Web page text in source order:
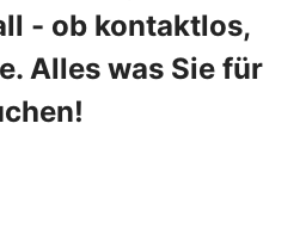
- ob kontaktlos,
Alles was Sie für